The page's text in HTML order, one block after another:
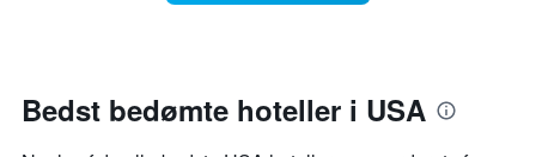
et
opholdet
nærmer
Bedst bedømte hoteller i USA